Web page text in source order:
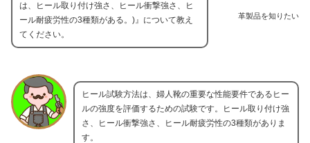
革製品を知りたい
は、ヒール取り付け強さ、ヒール衝撃強さ、ヒ
ール耐疲労性の3種類がある。)』について教え
てください。
ヒール試験方法は、婦人靴の重要な性能要件であるヒー
ルの強度を評価するための試験です。ヒール取り付け強
さ、ヒール衝撃強さ、ヒール耐疲労性の3種類がありま
す。